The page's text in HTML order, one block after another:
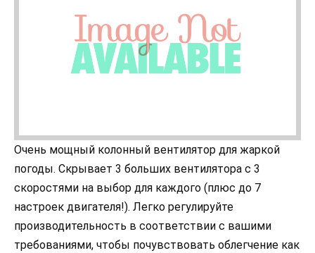
Очень мощный колонный вентилятор для жаркой
погоды. Скрывает 3 больших вентилятора с 3
скоростями на выбор для каждого (плюс до 7
настроек двигателя!). Легко регулируйте
производительность в соответствии с вашими
требованиями, чтобы почувствовать облегчение как